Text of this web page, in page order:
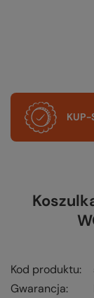
KUP-
Kod produktu
Gwarancja